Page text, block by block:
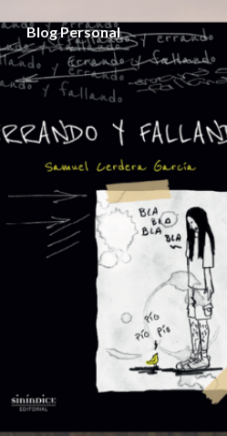
Blog Personal